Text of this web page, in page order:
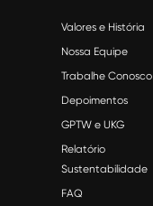
Valores e História
Nossa Equipe
Trabalhe Conosco
Depoimentos
GPTW e UKG
Relatório
Sustentabilidade
FAQ